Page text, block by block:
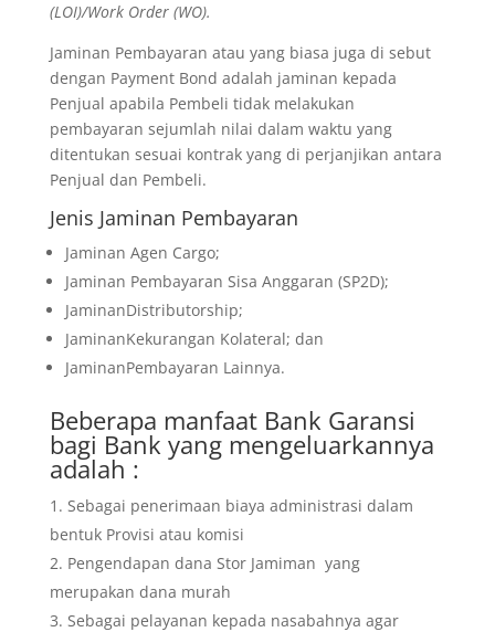
(LOI)/Work Order (WO).
Jaminan Pembayaran atau yang biasa juga di sebut
dengan Payment Bond adalah jaminan kepada
Penjual apabila Pembeli tidak melakukan
pembayaran sejumlah nilai dalam waktu yang
ditentukan sesuai kontrak yang di perjanjikan antara
Penjual dan Pembeli.
Jenis Jaminan Pembayaran
Jaminan Agen Cargo;
Jaminan Pembayaran Sisa Anggaran (SP2D);
JaminanDistributorship;
JaminanKekurangan Kolateral; dan
JaminanPembayaran Lainnya.
Beberapa manfaat Bank Garansi
bagi Bank yang mengeluarkannya
adalah :
Sebagai penerimaan biaya administrasi dalam
bentuk Provisi atau komisi
Pengendapan dana Stor Jamiman yang
merupakan dana murah
Sebagai pelayanan kepada nasabahnya agar